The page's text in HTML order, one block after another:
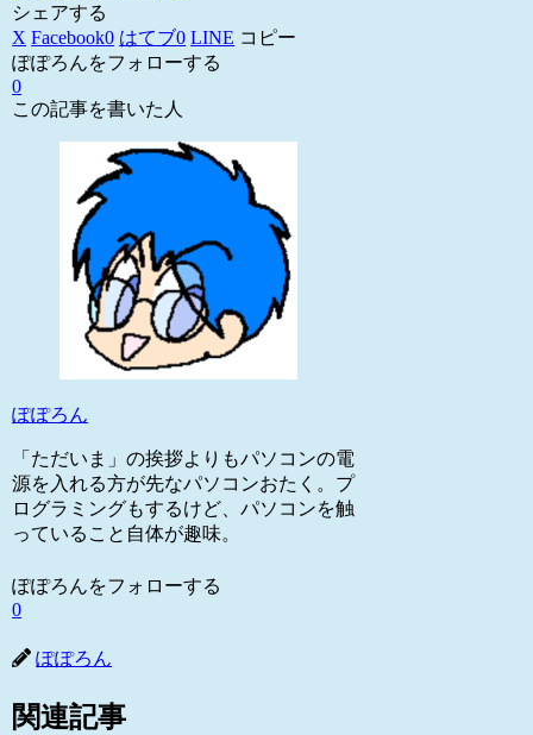
シェアする
X Facebook0 はてブ0 LINE コピー
ぽぽろんをフォローする
0
この記事を書いた人
ぽぽろん
「ただいま」の挨拶よりもパソコンの電
源を入れる方が先なパソコンおたく。プ
ログラミングもするけど、パソコンを触
っていること自体が趣味。
ぽぽろんをフォローする
0
ぽぽろん
関連記事